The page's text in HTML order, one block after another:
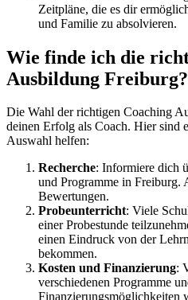
Zeitpläne, die es dir
und Familie zu absolvieren.
Wie finde ich die
Ausbildung Freiburg?
Die Wahl der richtigen Coaching
deinen Erfolg als Coach. Hier sind
Auswahl helfen:
Recherche: Informiere dich
und Programme in Freiburg.
Bewertungen.
Probeunterricht: Viele
einer Probestunde
einen Eindruck von der
bekommen.
Kosten und Finanzierung:
verschiedenen Programme
Finanzierungsmöglichkeiten